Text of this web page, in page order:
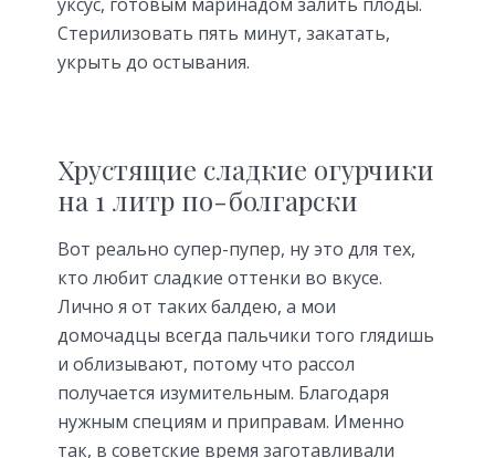
Стерилизовать пять минут, закатать,
укрыть до остывания.
Хрустящие сладкие огурчики
на 1 литр по-болгарски
Вот реально супер-пупер, ну это для тех,
кто любит сладкие оттенки во вкусе.
Лично я от таких балдею, а мои
домочадцы всегда пальчики того глядишь
и облизывают, потому что рассол
получается изумительным. Благодаря
нужным специям и приправам. Именно
так, в советские время заготавливали